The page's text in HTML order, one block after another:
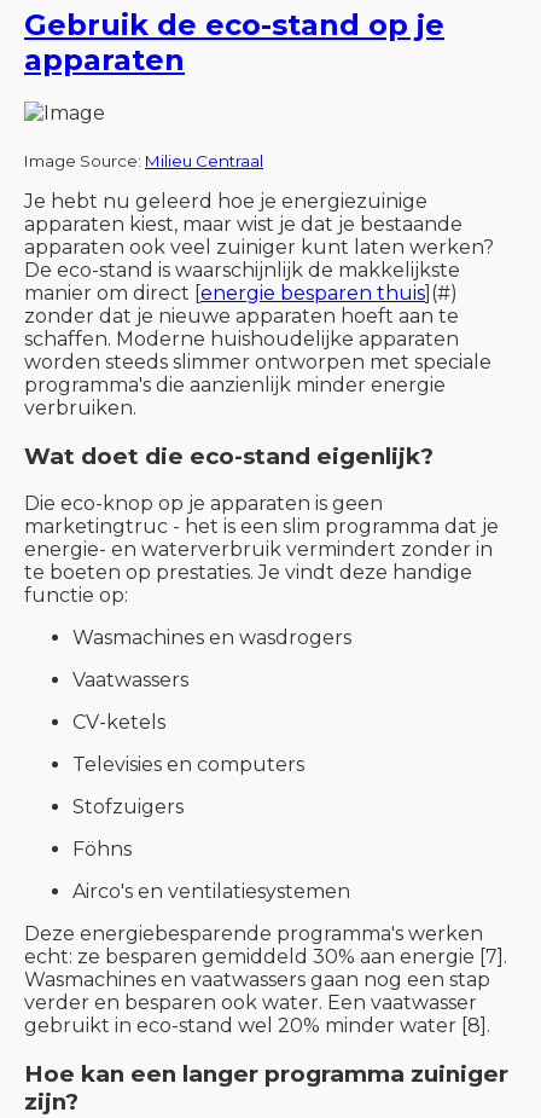
Gebruik de eco-stand op je
apparaten
Image Source: Milieu Centraal
Je hebt nu geleerd hoe je energiezuinige
apparaten kiest, maar wist je dat je bestaande
apparaten ook veel zuiniger kunt laten werken?
De eco-stand is waarschijnlijk de makkelijkste
manier om direct [energie besparen thuis](#)
zonder dat je nieuwe apparaten hoeft aan te
schaffen. Moderne huishoudelijke apparaten
worden steeds slimmer ontworpen met speciale
programma's die aanzienlijk minder energie
verbruiken.
Wat doet die eco-stand eigenlijk?
Die eco-knop op je apparaten is geen
marketingtruc - het is een slim programma dat je
energie- en waterverbruik vermindert zonder in
te boeten op prestaties. Je vindt deze handige
functie op:
Wasmachines en wasdrogers
Vaatwassers
CV-ketels
Televisies en computers
Stofzuigers
Föhns
Airco's en ventilatiesystemen
Deze energiebesparende programma's werken
echt: ze besparen gemiddeld 30% aan energie [7].
Wasmachines en vaatwassers gaan nog een stap
verder en besparen ook water. Een vaatwasser
gebruikt in eco-stand wel 20% minder water [8].
Hoe kan een langer programma zuiniger
zijn?